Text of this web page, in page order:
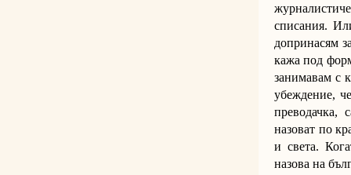
списания.
допринасям
кажа под
занимавам с
убеждение,
преводачка,
назоват по
и света.
назова на